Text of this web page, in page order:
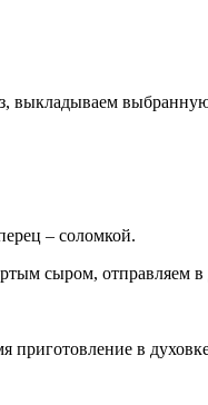
выкладываем
– соломкой.
сыром, отправляем в
в духовке